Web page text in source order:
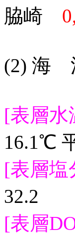
脇崎
(2) 海
[表層水
16.1℃
[表層塩
32.2
[表層